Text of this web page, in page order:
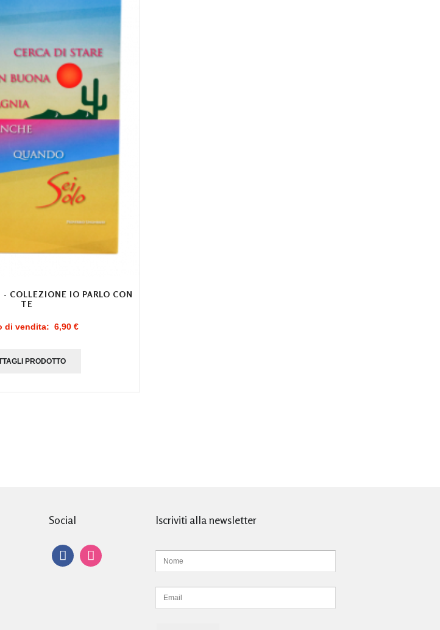
COLLEZIONE IO PARLO CON
TE
di vendita: 6,90 €
PRODOTTO
Social Iscriviti alla newsletter